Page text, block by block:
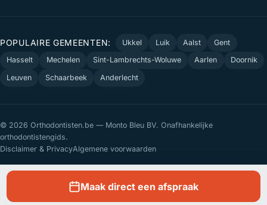
POPULAIRE GEMEENTEN: Ukkel Luik Aalst
Gent
Hasselt
Mechelen Sint-Lambrechts-Woluwe Aarlen
Doornik
Leuven
Schaarbeek Anderlecht
© 2026 Orthodontisten.be — Monto Bleu BV. Onafhankelijke
orthodontistengids.
Disclaimer & PrivacyAlgemene voorwaarden
Maak direct een afspraak